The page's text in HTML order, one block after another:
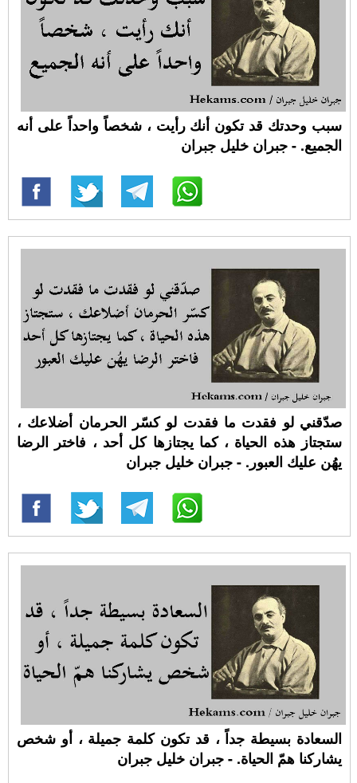
سبب وحدتك قد تكون أنك رأيت ، شخصاً واحداً على أنه
الجميع. - جبران خليل جبران
صدّقني لو فقدت ما فقدت لو كسّر الحرمان أضلاعك ،
ستجتاز هذه الحياة ، كما يجتازها كل أحد ، فاختر الرضا
يهُن عليك العبور. - جبران خليل جبران
السعادة بسيطة جداً ، قد تكون كلمة جميلة ، أو شخص
يشاركنا همّ الحياة. - جبران خليل جبران